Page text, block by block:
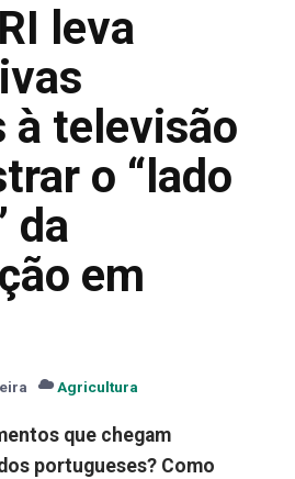
leva
à televisão
o “lado
da
em
Agricultura
que chegam
portugueses? Como